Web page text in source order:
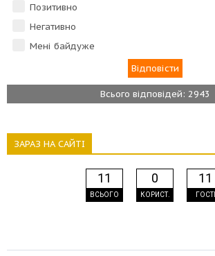
Позитивно
Негативно
Мені байдуже
Всього відповідей: 2943
ЗАРАЗ НА САЙТІ
11
ВСЬОГО
0
КОРИСТ.
11
ГОСТІ